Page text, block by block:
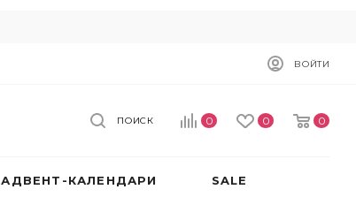
ВОЙТИ
0 0 0
ПОИСК
АДВЕНТ-КАЛЕНДАРИ SALE